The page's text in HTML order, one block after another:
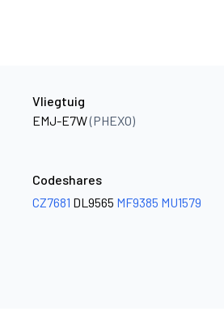
Vliegtuig
EMJ-E7W(PHEXO)
Codeshares
CZ7681 DL9565 MF9385 MU1579